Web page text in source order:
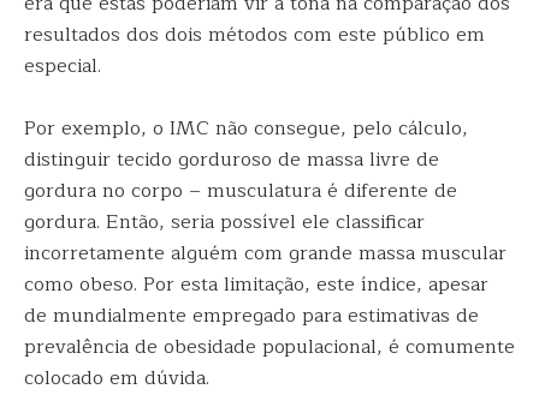
resultados dos dois métodos com este público em
especial.
Por exemplo, o IMC não consegue, pelo cálculo,
distinguir tecido gorduroso de massa livre de
gordura no corpo – musculatura é diferente de
gordura. Então, seria possível ele classificar
incorretamente alguém com grande massa muscular
como obeso. Por esta limitação, este índice, apesar
de mundialmente empregado para estimativas de
prevalência de obesidade populacional, é comumente
colocado em dúvida.